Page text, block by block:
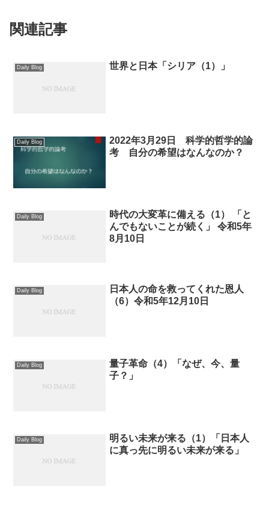
関連記事
Daily Blog 世界と日本「シリア（1）」
Daily Blog
2022年3月29日 科学的哲学的論
考 自分の希望はなんなのか？
Daily Blog
時代の大変革に備える（1） 「と
んでもないことが続く」 令和5年
8月10日
Daily Blog
日本人の命を救ってくれた恩人
（6）令和5年12月10日
Daily Blog
量子革命（4）「なぜ、今、量
子？」
Daily Blog
明るい未来が来る（1）「日本人
に真っ先に明るい未来が来る」